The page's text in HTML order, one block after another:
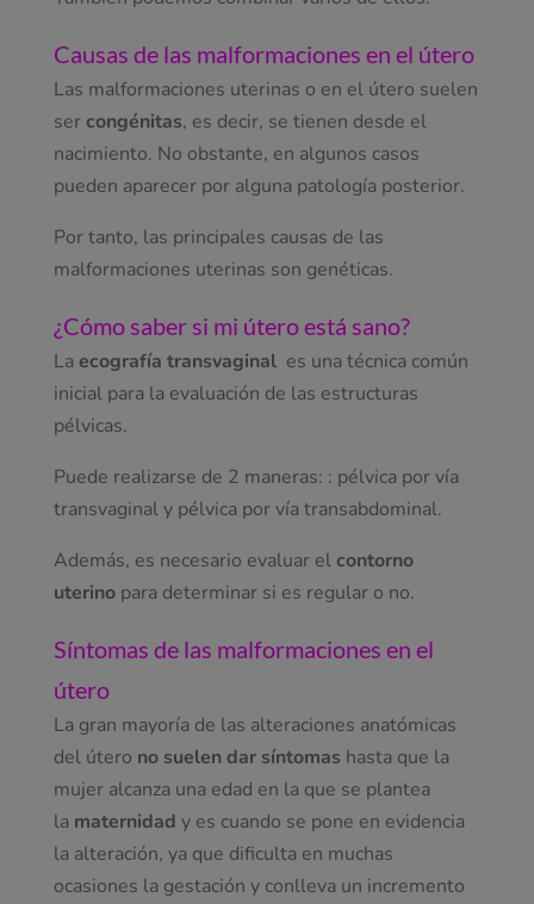
Causas de las malformaciones en el útero
Las malformaciones uterinas o en el útero suelen
sercongénitas, es decir, se tienen desde el
nacimiento. No obstante, en algunos casos
pueden aparecer por alguna patología posterior.
Por tanto, las principales causas de las
malformaciones uterinas son genéticas.
¿Cómo saber si mi útero está sano?
La ecografía transvaginal es una técnica común
inicial para la evaluación de las estructuras
pélvicas.
Puede realizarse de 2 maneras: : pélvica por vía
transvaginal y pélvica por vía transabdominal.
Además, es necesario evaluar elcontorno
uterinopara determinar si es regular o no.
Síntomas de las malformaciones en el
útero
La gran mayoría de las alteraciones anatómicas
del útero no suelen dar síntomas hasta que la
mujer alcanza una edad en la que se plantea
la maternidad y es cuando se pone en evidencia
la alteración, ya que dificulta en muchas
ocasiones la gestación y conlleva un incremento